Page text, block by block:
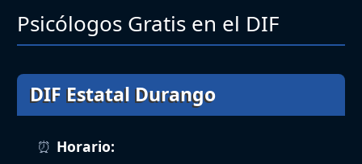
Psicólogos Gratis en el DIF
DIF Estatal Durango
Horario: